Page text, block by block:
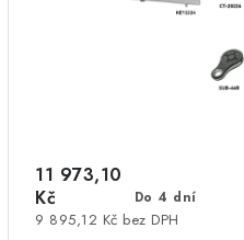
Do 4 dní
9 895,12 Kč bez DPH
11 973,10
Kč